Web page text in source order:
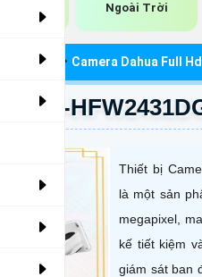
Ngoài Trời
Giá Rẻ Camera Dahua Full
IPC-
Thiết bị
là một sản
megapixel,
kế tiết kiệm
giám sát ban